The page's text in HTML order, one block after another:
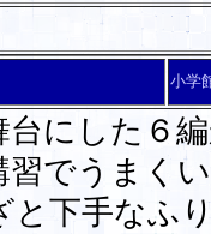
小学
にした６
でうまく
と下手なふ